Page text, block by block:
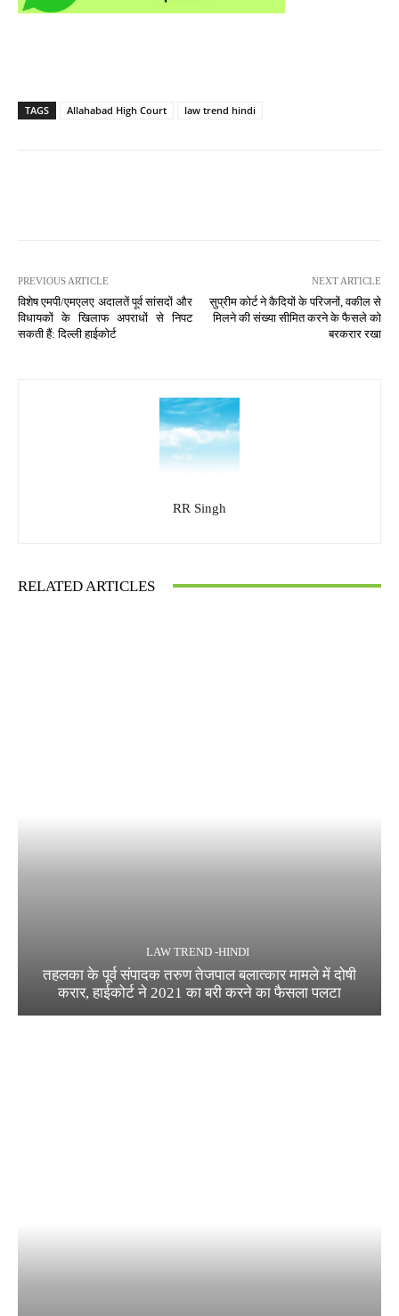
TAGS Allahabad High Court law trend hindi
PREVIOUS ARTICLE
विशेष एमपी/एमएलए अदालतें पूर्व सांसदों और
विधायकों के खिलाफ अपराधों से निपट
सकती हैं: दिल्ली हाईकोर्ट
NEXT ARTICLE
सुप्रीम कोर्ट ने कैदियों के परिजनों, वकील से
मिलने की संख्या सीमित करने के फैसले को
बरकरार रखा
RR Singh
RELATED ARTICLES
LAW TREND -HINDI
तहलका के पूर्व संपादक तरुण तेजपाल बलात्कार मामले में दोषी
करार, हाईकोर्ट ने 2021 का बरी करने का फैसला पलटा